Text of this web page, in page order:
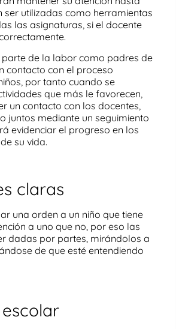
ser utilizadas como herramientas
las asignaturas, si el docente
de la labor como padres de
contacto con el proceso
por tanto cuando se
que más le favorecen,
un contacto con los docentes,
juntos mediante un seguimiento
evidenciar el progreso en los
su vida.
claras
una orden a un niño que tiene
a uno que no, por eso las
dadas por partes, mirándolos a
de que esté entendiendo